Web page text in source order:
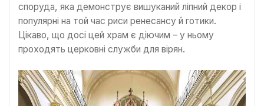
споруда, яка демонструє вишуканий ліпний декор і
популярні на той час риси ренесансу й готики.
Цікаво, що досі цей храм є діючим – у ньому
проходять церковні служби для вірян.